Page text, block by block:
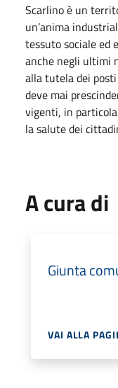
Scarlino è un
un’anima
tessuto sociale ed
anche negli ultimi
alla tutela dei
deve mai
vigenti, in
la salute dei
A cura di
Giunta
VAI ALLA